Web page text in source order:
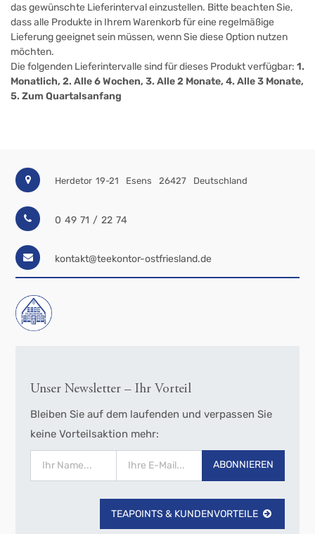
das gewünschte Lieferinterval einzustellen. Bitte beachten Sie,
dass alle Produkte in Ihrem Warenkorb für eine regelmäßige
Lieferung geeignet sein müssen, wenn Sie diese Option nutzen
möchten.
Die folgenden Lieferintervalle sind für dieses Produkt verfügbar: 1.
Monatlich, 2. Alle 6 Wochen, 3. Alle 2 Monate, 4. Alle 3 Monate,
5. Zum Quartalsanfang
Herdetor 19-21 Esens 26427 Deutschland
0 49 71 / 22 74
kontakt@teekontor-ostfriesland.de
Unser Newsletter – Ihr Vorteil
Bleiben Sie auf dem laufenden und verpassen Sie
keine Vorteilsaktion mehr:
ABONNIEREN
TEAPOINTS & KUNDENVORTEILE